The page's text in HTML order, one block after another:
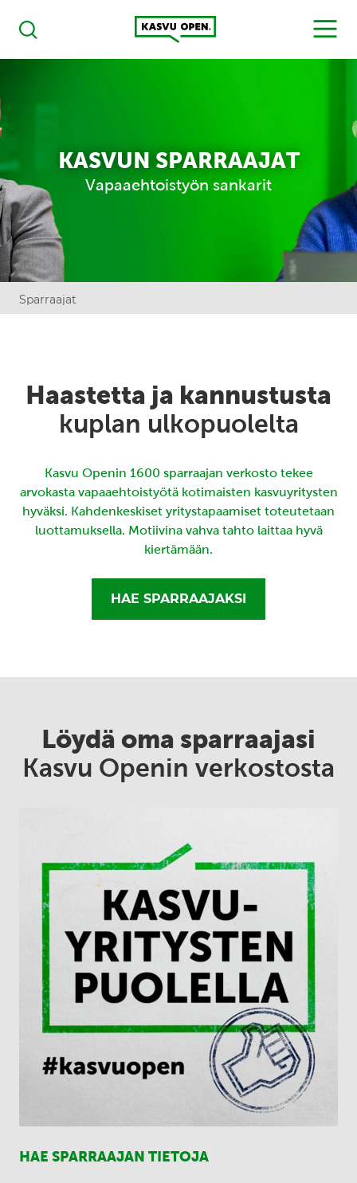
Haku
Kasvu Open
MENU
KASVUN SPARRAAJAT
Vapaaehtoistyön sankarit
Sparraajat
Haastetta ja kannustusta
kuplan ulkopuolelta
Kasvu Openin 1600 sparraajan verkosto tekee
arvokasta vapaaehtoistyötä kotimaisten kasvuyritysten
hyväksi. Kahdenkeskiset yritystapaamiset toteutetaan
luottamuksella. Motiivina vahva tahto laittaa hyvä
kiertämään.
HAE SPARRAAJAKSI
Löydä oma sparraajasi
Kasvu Openin verkostosta
HAE SPARRAAJAN TIETOJA